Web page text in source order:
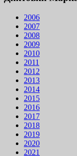
2006
2007
2008
2009
2010
2011
2012
2013
2014
2015
2016
2017
2018
2019
2020
2021